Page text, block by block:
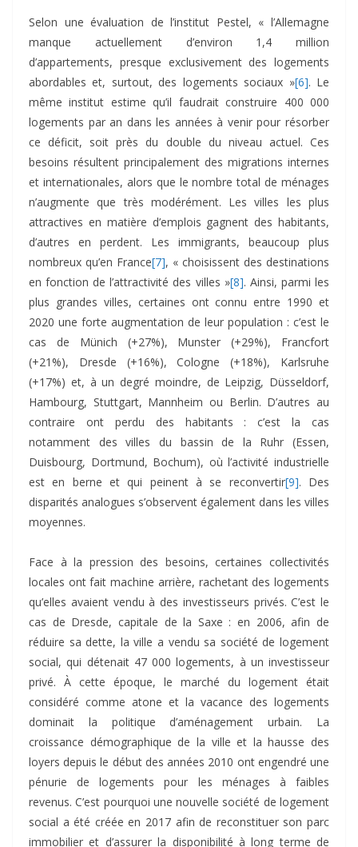
Selon une évaluation de l’institut Pestel, « l’Allemagne
manque actuellement d’environ 1,4 million
d’appartements, presque exclusivement des logements
abordables et, surtout, des logements sociaux »[6]. Le
même institut estime qu’il faudrait construire 400 000
logements par an dans les années à venir pour résorber
ce déficit, soit près du double du niveau actuel. Ces
besoins résultent principalement des migrations internes
et internationales, alors que le nombre total de ménages
n’augmente que très modérément. Les villes les plus
attractives en matière d’emplois gagnent des habitants,
d’autres en perdent. Les immigrants, beaucoup plus
nombreux qu’en France[7], « choisissent des destinations
en fonction de l’attractivité des villes »[8]. Ainsi, parmi les
plus grandes villes, certaines ont connu entre 1990 et
2020 une forte augmentation de leur population : c’est le
cas de Münich (+27%), Munster (+29%), Francfort
(+21%), Dresde (+16%), Cologne (+18%), Karlsruhe
(+17%) et, à un degré moindre, de Leipzig, Düsseldorf,
Hambourg, Stuttgart, Mannheim ou Berlin. D’autres au
contraire ont perdu des habitants : c’est la cas
notamment des villes du bassin de la Ruhr (Essen,
Duisbourg, Dortmund, Bochum), où l’activité industrielle
est en berne et qui peinent à se reconvertir[9]. Des
disparités analogues s’observent également dans les villes
moyennes.
Face à la pression des besoins, certaines collectivités
locales ont fait machine arrière, rachetant des logements
qu’elles avaient vendu à des investisseurs privés. C’est le
cas de Dresde, capitale de la Saxe : en 2006, afin de
réduire sa dette, la ville a vendu sa société de logement
social, qui détenait 47 000 logements, à un investisseur
privé. À cette époque, le marché du logement était
considéré comme atone et la vacance des logements
dominait la politique d’aménagement urbain. La
croissance démographique de la ville et la hausse des
loyers depuis le début des années 2010 ont engendré une
pénurie de logements pour les ménages à faibles
revenus. C’est pourquoi une nouvelle société de logement
social a été créée en 2017 afin de reconstituer son parc
immobilier et d’assurer la disponibilité à long terme de